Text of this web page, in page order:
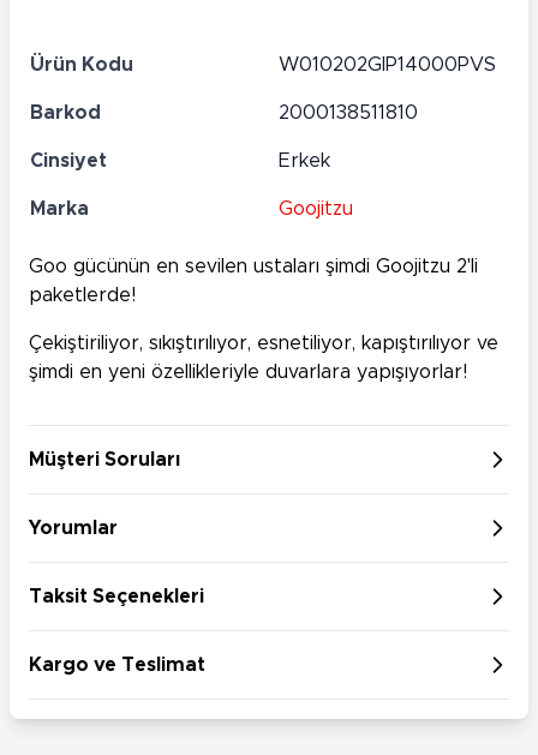
Ürün Kodu W010202GIP14000PVS
Barkod 2000138511810
Cinsiyet Erkek
Marka Goojitzu
Goo gücünün en sevilen ustaları şimdi Goojitzu 2'li
paketlerde!
Çekiştiriliyor, sıkıştırılıyor, esnetiliyor, kapıştırılıyor ve
şimdi en yeni özellikleriyle duvarlara yapışıyorlar!
Müşteri Soruları
Yorumlar
Taksit Seçenekleri
Kargo ve Teslimat